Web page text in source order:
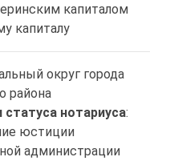
капиталом
капиталу
округ города
района
нотариуса:
юстиции
администрации